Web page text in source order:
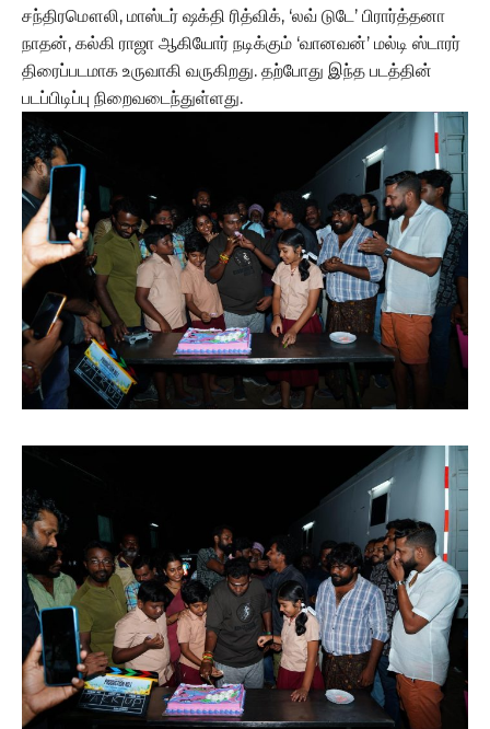
சந்திரமௌலி, மாஸ்டர் ஷக்தி ரித்விக், ‘லவ் டுடே’ பிரார்த்தனா
நாதன், கல்கி ராஜா ஆகியோர் நடிக்கும் ‘வானவன்’ மல்டி ஸ்டாரர்
திரைப்படமாக உருவாகி வருகிறது. தற்போது இந்த படத்தின்
படப்பிடிப்பு நிறைவடைந்துள்ளது.